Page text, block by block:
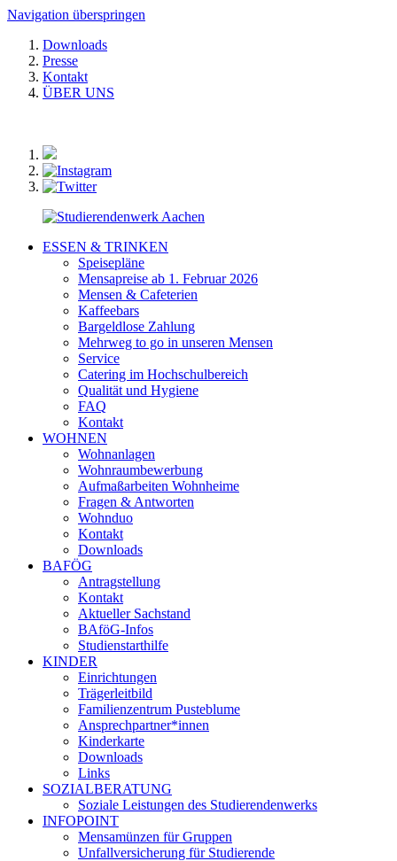
Navigation überspringen
Downloads
Presse
Kontakt
ÜBER UNS
ESSEN & TRINKEN
Speisepläne
Mensapreise ab 1. Februar 2026
Mensen & Cafeterien
Kaffeebars
Bargeldlose Zahlung
Mehrweg to go in unseren Mensen
Service
Catering im Hochschulbereich
Qualität und Hygiene
FAQ
Kontakt
WOHNEN
Wohnanlagen
Wohnraumbewerbung
Aufmaßarbeiten Wohnheime
Fragen & Antworten
Wohnduo
Kontakt
Downloads
BAFÖG
Antragstellung
Kontakt
Aktueller Sachstand
BAföG-Infos
Studienstarthilfe
KINDER
Einrichtungen
Trägerleitbild
Familienzentrum Pusteblume
Ansprechpartner*innen
Kinderkarte
Downloads
Links
SOZIALBERATUNG
Soziale Leistungen des Studierendenwerks
INFOPOINT
Mensamünzen für Gruppen
Unfallversicherung für Studierende